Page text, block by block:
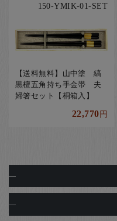
150-YMIK-01-SET
【送料無料】山中塗 縞
黒檀五角持ち手金帯 夫
婦箸セット【桐箱入】
22,770円